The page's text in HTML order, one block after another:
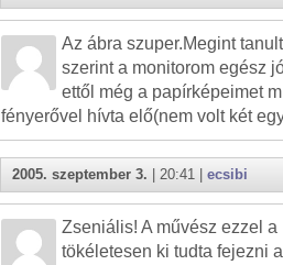
Az ábra szuper.Megint
szerint a monitorom egész
ettől még a papírképeimet
fényerővel hívta elő(nem volt két
2005. szeptember 3. | 20:41 | ecsibi
Zseniális! A művész ezzel
tökéletesen ki tudta fejezni